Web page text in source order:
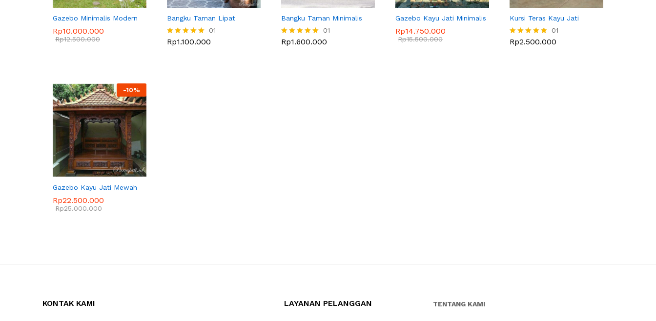
Gazebo Minimalis Modern
Rp10.000.000
Rp12.500.000
Bangku Taman Lipat
Dinilai
01
Rp1.100.000
Bangku Taman Minimalis
Dinilai
01
Rp1.600.000
Gazebo Kayu Jati Minimalis
Rp14.750.000
Rp15.500.000
Kursi Teras Kayu Jati
Dinilai
01
Rp2.500.000
-10%
Gazebo Kayu Jati Mewah
Rp22.500.000
Rp25.000.000
KONTAK KAMI LAYANAN PELANGGAN TENTANG KAMI